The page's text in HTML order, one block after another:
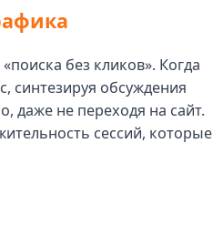
без кликов». Когда
синтезируя обсуждения
даже не переходя на сайт.
сессий, которые